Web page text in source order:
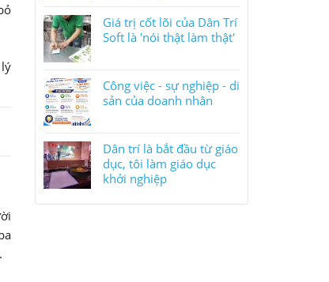
Giá trị cốt lõi của Dân Trí
Soft là 'nói thật làm thật'
Công việc - sự nghiệp - di
sản của doanh nhân
Dân trí là bắt đầu từ giáo
dục, tôi làm giáo dục
khởi nghiệp